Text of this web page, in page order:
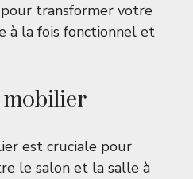
transformer votre
à la fois fonctionnel et
mobilier
est cruciale pour
le salon et la salle à